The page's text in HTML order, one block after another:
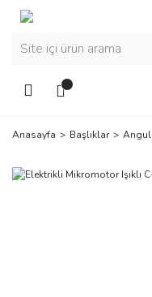
Anasayfa Başlıklar